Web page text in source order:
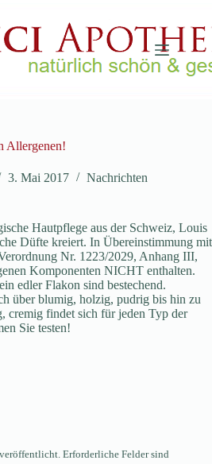
Allergenen!
3. Mai 2017 Nachrichten
Hautpflege aus der Schweiz, Louis
Düfte kreiert. In Übereinstimmung mit
Nr. 1223/2029, Anhang III,
Komponenten NICHT enthalten.
edler Flakon sind bestechend.
über blumig, holzig, pudrig bis hin zu
cremig findet sich für jeden Typ der
Sie testen!
Erforderliche Felder sind